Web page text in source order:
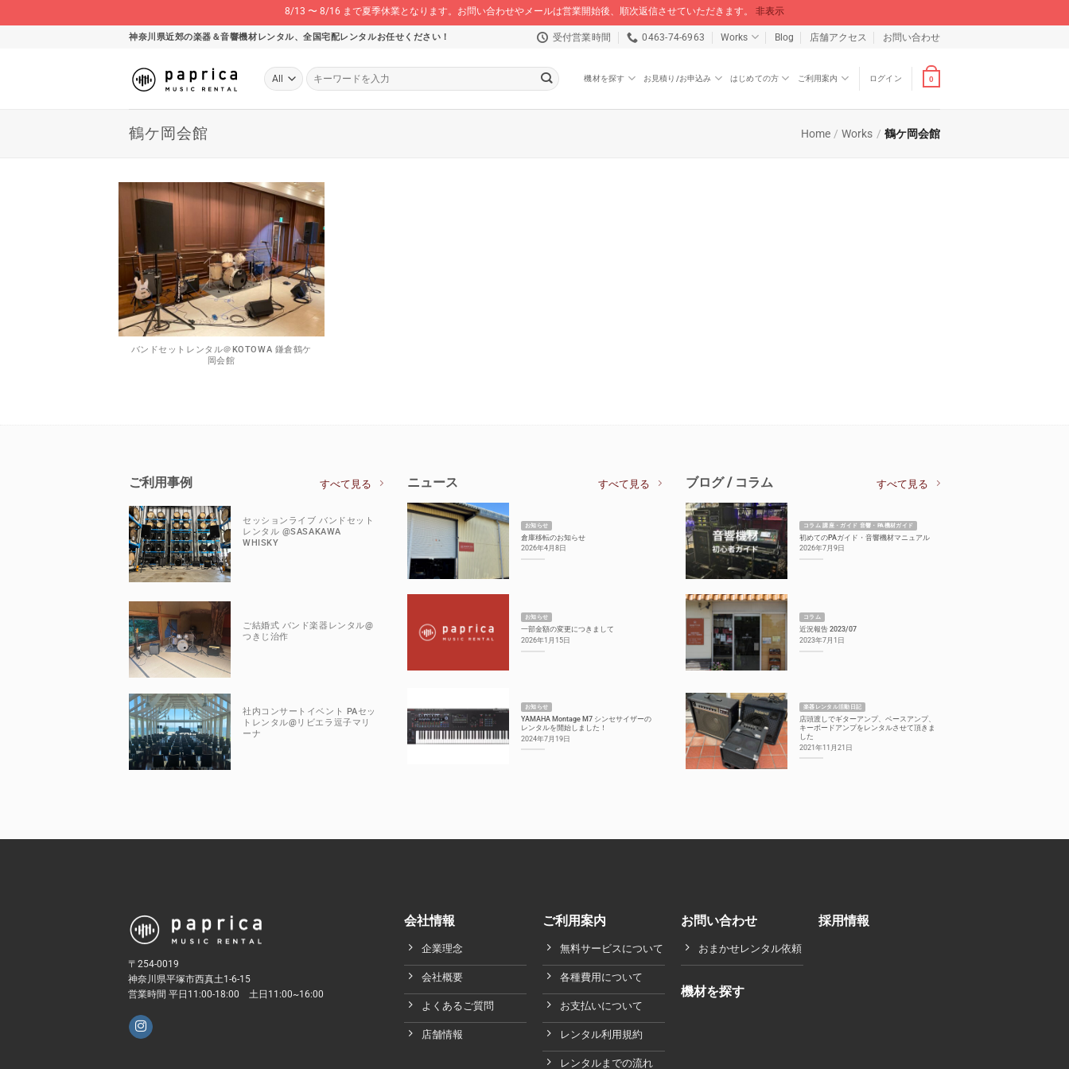
8/13 〜 8/16 まで夏季休業となります。お問い合わせやメールは営業開始後、順次返信させていただきます。 非表示
神奈川県近郊の楽器＆音響機材レンタル、全国宅配レンタルお任せください！ 受付営業時間 0463-74-6963 Works Blog 店舗アクセス お問い合わせ
検
索
機材を探す お見積り/お申込み はじめての方 ご利用案内 ログイン 0
鶴ケ岡会館 Home / Works / 鶴ケ岡会館
バンドセットレンタル＠KOTOWA 鎌倉鶴ケ
岡会館
ご利用事例 すべて見る
セッションライブ バンドセット
レンタル @SASAKAWA
WHISKY
ご結婚式 バンド楽器レンタル@
つきじ治作
社内コンサートイベント PAセッ
トレンタル@リビエラ逗子マリ
ーナ
ニュース すべて見る
お知らせ
倉庫移転のお知らせ
2026年4月8日
お知らせ
一部金額の変更につきまして
2026年1月15日
お知らせ
YAMAHA Montage M7 シンセサイザーの
レンタルを開始しました！
2024年7月19日
ブログ / コラム すべて見る
コラム 講座・ガイド 音響・PA機材ガイド
初めてのPAガイド・音響機材マニュアル
2026年7月9日
コラム
近況報告 2023/07
2023年7月1日
楽器レンタル活動日記
店頭渡しでギターアンプ、ベースアンプ、
キーボードアンプをレンタルさせて頂きま
した
2021年11月21日
〒254-0019
神奈川県平塚市西真土1-6-15
営業時間 平日11:00-18:00 土日11:00~16:00
会社情報
企業理念
会社概要
よくあるご質問
店舗情報
ご利用案内
無料サービスについて
各種費用について
お支払いについて
レンタル利用規約
レンタルまでの流れ
お問い合わせ
おまかせレンタル依頼
機材を探す
採用情報